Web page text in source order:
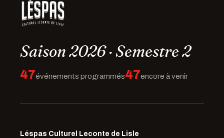
Saison 2026 · Semestre 2
47événements programmés47encore à venir
Léspas Culturel Leconte de Lisle